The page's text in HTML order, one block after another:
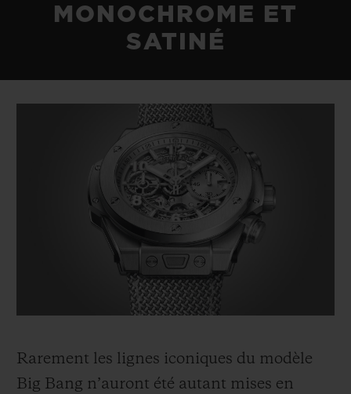
MONOCHROME ET
SATINÉ
Rarement les lignes iconiques du modèle
Big Bang n’auront été autant mises en